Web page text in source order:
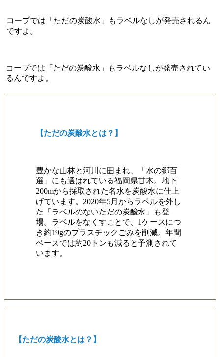
コープでは「ただの炭酸水」もラベルなしが発売されるん
ですよ。
コープでは「ただの炭酸水」もラベルなしが発売されてい
るんですよ。
【ただの炭酸水とは？】
豊かな山林と河川に囲まれ、「水の郷百
選」にも選ばれている福岡県甘木。地下
200mから採取された名水を炭酸水に仕上
げています。2020年5月からラベルを外し
た「ラベルのないただの炭酸水」も登
場。ラベルをなくすことで、1ケースにつ
き約19gのプラスチックごみを削減。年間
ベースでは約20トンも減ると予測されて
います。
【ただの炭酸水とは？】